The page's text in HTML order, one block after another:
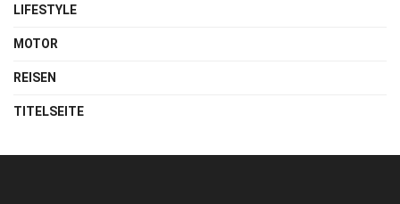
LIFESTYLE
MOTOR
REISEN
TITELSEITE